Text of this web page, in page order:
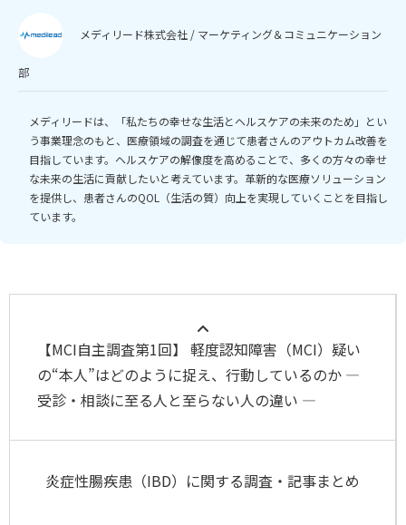
メディリード株式会社 / マーケティング＆コミュニケーション
部
メディリードは、「私たちの幸せな生活とヘルスケアの未来のため」とい
う事業理念のもと、医療領域の調査を通じて患者さんのアウトカム改善を
目指しています。ヘルスケアの解像度を高めることで、多くの方々の幸せ
な未来の生活に貢献したいと考えています。革新的な医療ソリューション
を提供し、患者さんのQOL（生活の質）向上を実現していくことを目指し
ています。
【MCI自主調査第1回】 軽度認知障害（MCI）疑い
の“本人”はどのように捉え、行動しているのか ―
受診・相談に至る人と至らない人の違い ―
炎症性腸疾患（IBD）に関する調査・記事まとめ